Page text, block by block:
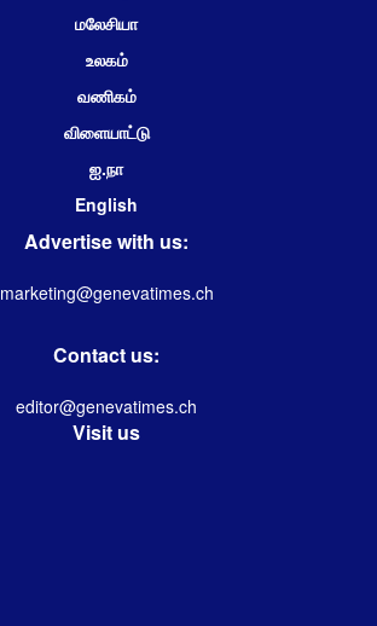
மலேசியா
உலகம்
வணிகம்
விளையாட்டு
ஐ.நா
English
Advertise with us:
marketing@genevatimes.ch
Contact us:
editor@genevatimes.ch
Visit us